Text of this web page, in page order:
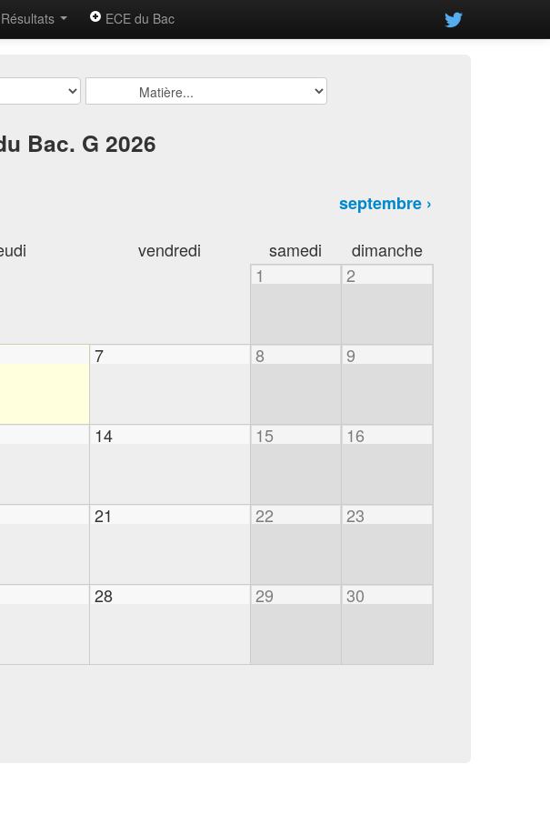
Résultats ECE du Bac
Bac. G 2026
septembre ›
vendredi samedi
dimanche
1
2
7 8 9
14 15 16
21 22 23
28 29 30